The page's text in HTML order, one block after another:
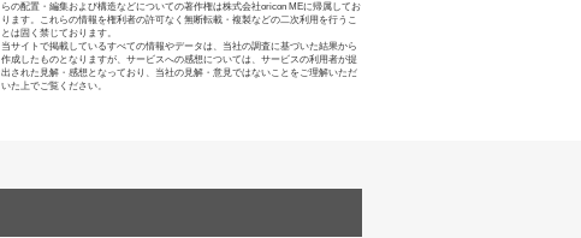
らの配置・編集および構造などについての著作権は株式会社oricon MEに帰属してお
ります。これらの情報を権利者の許可なく無断転載・複製などの二次利用を行うこ
とは固く禁じております。
当サイトで掲載しているすべての情報やデータは、当社の調査に基づいた結果から
作成したものとなりますが、サービスへの感想については、サービスの利用者が提
出された見解・感想となっており、当社の見解・意見ではないことをご理解いただ
いた上でご覧ください。